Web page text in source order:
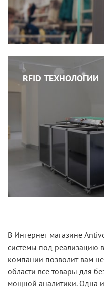
RFID ТЕХНОЛОГИИ
В Интернет магазине
системы под реализацию
компании позволит вам
области все товары для
мощной аналитики. Одна